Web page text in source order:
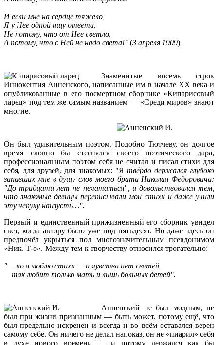
И если мне на сердце тяжело,
Я у Нее одной ищу ответа,
Не потому, что от Нее светло,
А потому, что с Ней не надо света!" (3 апреля 1909)
Знаменитые восемь строк
Иннокентия Анненского, написанные им в начале XX века и
опубликованные в его посмертном сборнике «Кипарисовый
ларец» под тем же самым названием — «Среди миров» знают
многие.
Он был удивительным поэтом. Подобно Тютчеву, он долгое
время словно бы стеснялся своего поэтического дара,
профессиональным поэтом себя не считал и писал стихи для
себя, для друзей, для знакомых: "Я твёрдо держался глубоко
запавших мне в душу слов моего брата Николая Федоровича:
"До тридцати лет не печататься", и довольствовался тем,
что знакомые девицы переписывали мои стихи и даже учили
эту чепуху наизусть…".
Первый и единственный прижизненный его сборник увидел
свет, когда автору было уже под пятьдесят. Но даже здесь он
предпочёл укрыться под многозначительным псевдонимом
«Ник. Т-о». Между тем к творчеству относился трогательно:
"… но я люблю стихи — и чувства нет святей.
так любит только мать и лишь больных детей".
Анненский не был модным, не
был при жизни признанным — быть может, потому ещё, что
был предельно искренен и всегда и во всём оставался верен
самому себе. Он ничего не делал напоказ, он не «пиарил» себя
в духе нового времени — и потому держался как бы